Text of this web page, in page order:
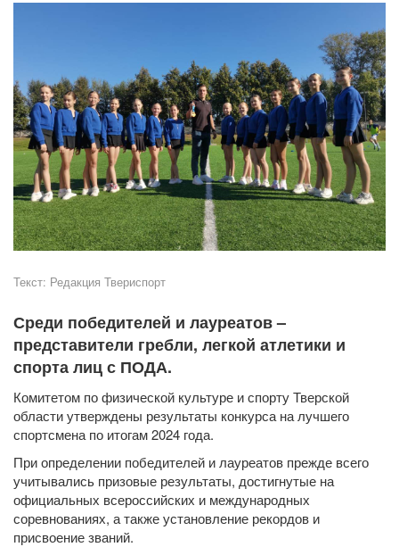
Текст: Редакция Твериспорт
Среди победителей и лауреатов –
представители гребли, легкой атлетики и
спорта лиц с ПОДА.
Комитетом по физической культуре и спорту Тверской
области утверждены результаты конкурса на лучшего
спортсмена по итогам 2024 года.
При определении победителей и лауреатов прежде всего
учитывались призовые результаты, достигнутые на
официальных всероссийских и международных
соревнованиях, а также установление рекордов и
присвоение званий.